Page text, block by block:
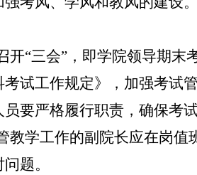
开“三会”，即学院领导期
试工作规定》，加强考试
要严格履行职责，确保考
教学工作的副院长应在岗
题。